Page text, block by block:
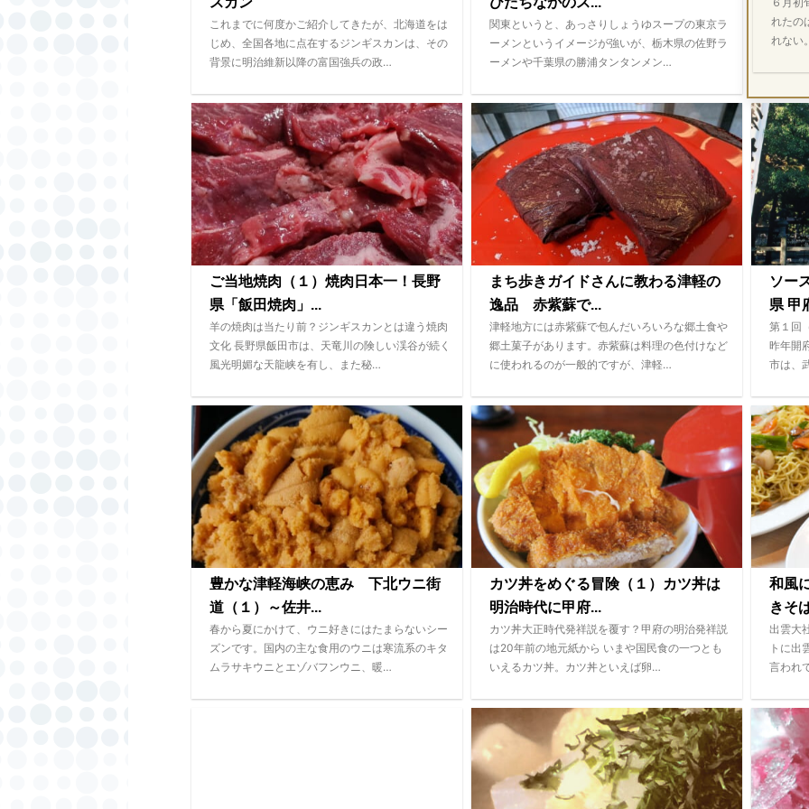
これまでに何度かご紹介してきたが、北海道をは
じめ、全国各地に点在するジンギスカンは、その
背景に明治維新以降の富国強兵の政…
関東というと、あっさりしょうゆスープの東京ラ
ーメンというイメージが強いが、栃木県の佐野ラ
ーメンや千葉県の勝浦タンタンメン…
れたの
れない
ご当地焼肉（１）焼肉日本一！長野
県「飯田焼肉」...
羊の焼肉は当たり前？ジンギスカンとは違う焼肉
文化 長野県飯田市は、天竜川の険しい渓谷が続く
風光明媚な天龍峡を有し、また秘…
まち歩きガイドさんに教わる津軽の
逸品 赤紫蘇で...
津軽地方には赤紫蘇で包んだいろいろな郷土食や
郷土菓子があります。赤紫蘇は料理の色付けなど
に使われるのが一般的ですが、津軽…
ソー
県 甲
第１回
昨年開
市は、
豊かな津軽海峡の恵み 下北ウニ街
道（１）～佐井...
春から夏にかけて、ウニ好きにはたまらないシー
ズンです。国内の主な食用のウニは寒流系のキタ
ムラサキウニとエゾバフンウニ、暖…
カツ丼をめぐる冒険（１）カツ丼は
明治時代に甲府...
カツ丼大正時代発祥説を覆す？甲府の明治発祥説
は20年前の地元紙から いまや国民食の一つとも
いえるカツ丼。カツ丼といえば卵…
和風
きそ
出雲大
トに出
言われ